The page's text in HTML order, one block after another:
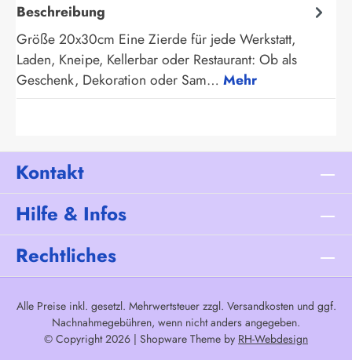
Beschreibung
Größe 20x30cm Eine Zierde für jede Werkstatt,
Laden, Kneipe, Kellerbar oder Restaurant: Ob als
Geschenk, Dekoration oder Sam… Mehr
Kontakt
Hilfe & Infos
Rechtliches
Alle Preise inkl. gesetzl. Mehrwertsteuer zzgl. Versandkostenund ggf.
Nachnahmegebühren, wenn nicht anders angegeben.
© Copyright 2026 | Shopware Theme by RH-Webdesign